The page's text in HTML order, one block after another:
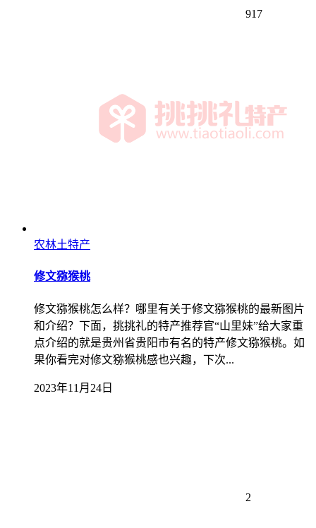
917
农林土特产
修文猕猴桃
修文猕猴桃怎么样？哪里有关于修文猕猴桃的最新图片
和介绍？下面，挑挑礼的特产推荐官“山里妹”给大家重
点介绍的就是贵州省贵阳市有名的特产修文猕猴桃。如
果你看完对修文猕猴桃感也兴趣，下次...
2023年11月24日
2